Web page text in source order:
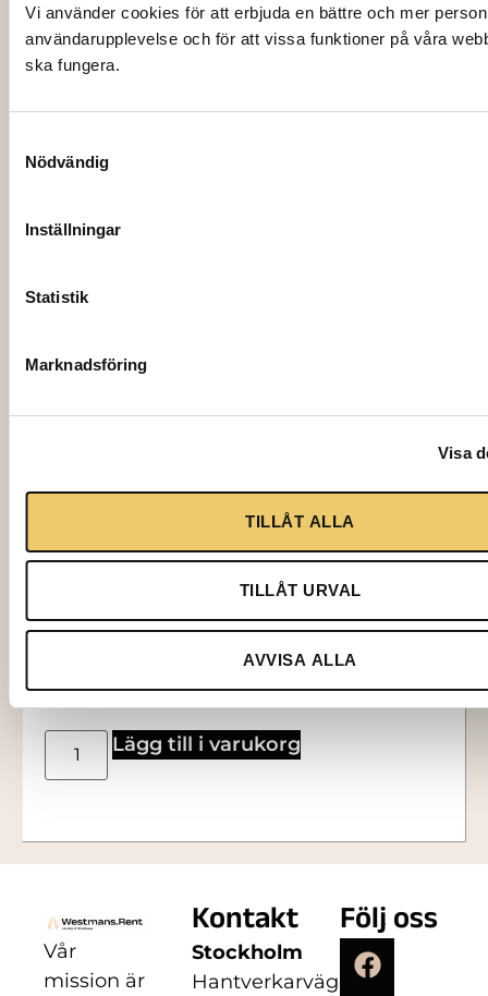
Vi använder cookies för att erbjuda en bättre och mer
användarupplevelse och för att vissa funktioner på våra
ska fungera.
Nödvändig
Inställningar
Statistik
Marknadsföring
Visa
TILLÅT ALLA
TILLÅT URVAL
AVVISA ALLA
4842
220,00
EVENEMANGSTÄLT, B12 m inkl
montage/kvm, (min120kvm)
220,00kr
Lägg till i varukorg
Vår
mission är
Kontakt
Stockholm
Hantverkarvägen
Följ oss